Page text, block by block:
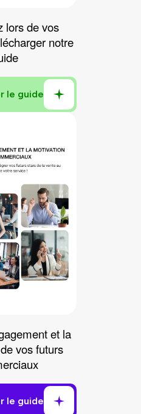
lors de vos
notre
et la
vos futurs